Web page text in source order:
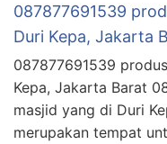
087877691539
Duri Kepa, Jakarta
087877691539
Kepa, Jakarta Barat
masjid yang di Duri
merupakan tempat